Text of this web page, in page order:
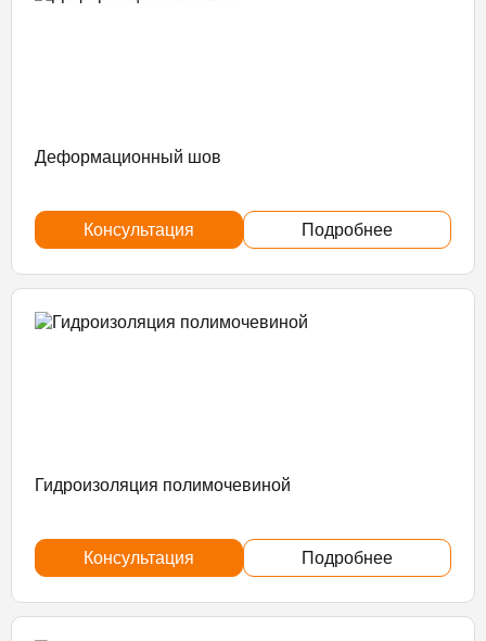
Деформационный шов
Консультация Подробнее
Гидроизоляция полимочевиной
Консультация Подробнее